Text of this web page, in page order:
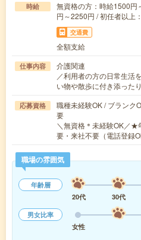
時給
無資格の方：時給1500円
円～2250円 / 初任者以上
交通費
全額支給
仕事内容
介護関連
／利用者の方の日常生
い物や散歩に付き添った
応募資格
職種未経験OK / ブランク
要
＼無資格＊未経験OK／
要・来社不要（電話登
職場の雰囲気
年齢層
20代
30代
男女比率
女性